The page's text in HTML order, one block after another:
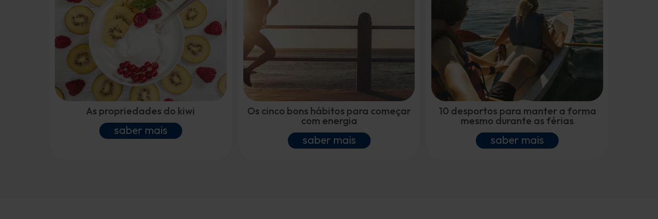
As propriedades do kiwi
saber mais
Os cinco bons hábitos para começar
com energia
saber mais
10 desportos para manter a forma
mesmo durante as férias
saber mais